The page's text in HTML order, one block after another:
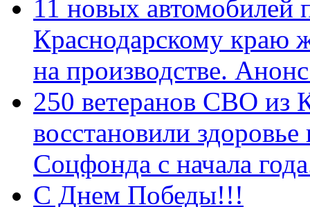
11 новых автомобилей
Краснодарскому краю
на производстве.
250 ветеранов СВО из
восстановили
Соцфонда с начала
С Днем Победы!!!